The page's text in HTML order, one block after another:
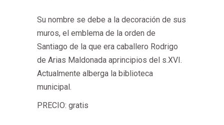
Su nombre se debe a la decoración de sus
muros, el emblema de la orden de
Santiago de la que era caballero Rodrigo
de Arias Maldonada aprincipios del s.XVI.
Actualmente alberga la biblioteca
municipal.
PRECIO: gratis